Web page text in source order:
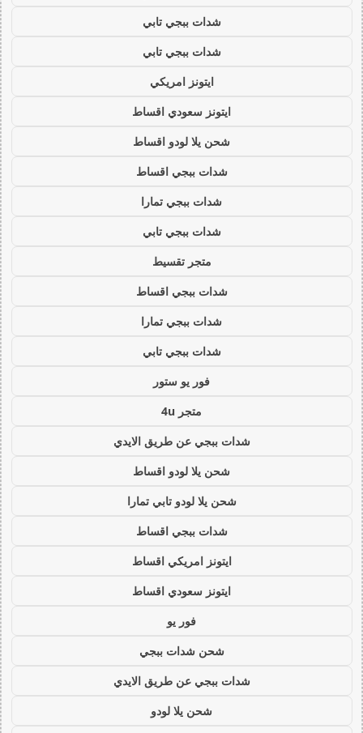
شدات ببجي تابي
شدات ببجي تابي
ايتونز امريكي
ايتونز سعودي اقساط
شحن يلا لودو اقساط
شدات ببجي اقساط
شدات ببجي تمارا
شدات ببجي تابي
متجر تقسيط
شدات ببجي اقساط
شدات ببجي تمارا
شدات ببجي تابي
فور يو ستور
متجر 4u
شدات ببجي عن طريق الايدي
شحن يلا لودو اقساط
شحن يلا لودو تابي تمارا
شدات ببجي اقساط
ايتونز امريكي اقساط
ايتونز سعودي اقساط
فور يو
شحن شدات ببجي
شدات ببجي عن طريق الايدي
شحن يلا لودو